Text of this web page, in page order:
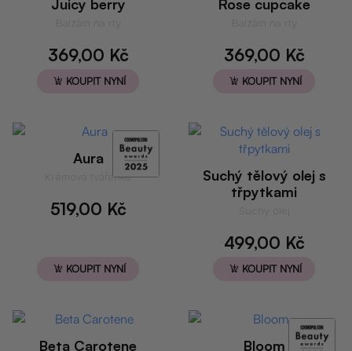
Balzám na rty
Juicy berry
369,00 Kč
KOUPIT NYNÍ
Balzám na rty
Rose cupcake
369,00 Kč
KOUPIT NYNÍ
Krémová tvářenka
Aura
519,00 Kč
KOUPIT NYNÍ
Suchý tělový olej s
třpytkami
499,00 Kč
KOUPIT NYNÍ
Beta Carotene Bloom